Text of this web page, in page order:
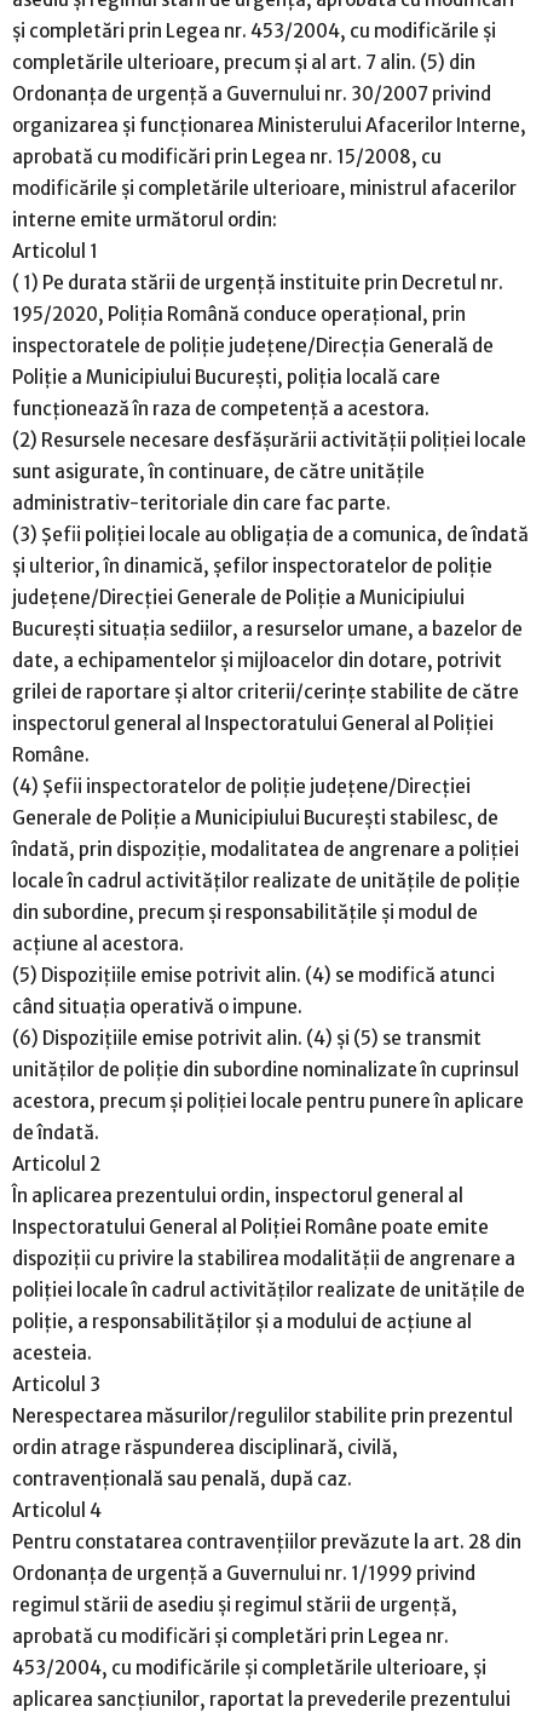
și completări prin Legea nr. 453/2004, cu modificările și
completările ulterioare, precum și al art. 7 alin. (5) din
Ordonanța de urgență a Guvernului nr. 30/2007 privind
organizarea și funcționarea Ministerului Afacerilor Interne,
aprobată cu modificări prin Legea nr. 15/2008, cu
modificările și completările ulterioare, ministrul afacerilor
interne emite următorul ordin:
Articolul 1
( 1) Pe durata stării de urgență instituite prin Decretul nr.
195/2020, Poliția Română conduce operațional, prin
inspectoratele de poliție județene/Direcția Generală de
Poliție a Municipiului București, poliția locală care
funcționează în raza de competență a acestora.
(2) Resursele necesare desfășurării activității poliției locale
sunt asigurate, în continuare, de către unitățile
administrativ-teritoriale din care fac parte.
(3) Șefii poliției locale au obligația de a comunica, de îndată
și ulterior, în dinamică, șefilor inspectoratelor de poliție
județene/Direcției Generale de Poliție a Municipiului
București situația sediilor, a resurselor umane, a bazelor de
date, a echipamentelor și mijloacelor din dotare, potrivit
grilei de raportare și altor criterii/cerințe stabilite de către
inspectorul general al Inspectoratului General al Poliției
Române.
(4) Șefii inspectoratelor de poliție județene/Direcției
Generale de Poliție a Municipiului București stabilesc, de
îndată, prin dispoziție, modalitatea de angrenare a poliției
locale în cadrul activităților realizate de unitățile de poliție
din subordine, precum și responsabilitățile și modul de
acțiune al acestora.
(5) Dispozițiile emise potrivit alin. (4) se modifică atunci
când situația operativă o impune.
(6) Dispozițiile emise potrivit alin. (4) și (5) se transmit
unităților de poliție din subordine nominalizate în cuprinsul
acestora, precum și poliției locale pentru punere în aplicare
de îndată.
Articolul 2
În aplicarea prezentului ordin, inspectorul general al
Inspectoratului General al Poliției Române poate emite
dispoziții cu privire la stabilirea modalității de angrenare a
poliției locale în cadrul activităților realizate de unitățile de
poliție, a responsabilităților și a modului de acțiune al
acesteia.
Articolul 3
Nerespectarea măsurilor/regulilor stabilite prin prezentul
ordin atrage răspunderea disciplinară, civilă,
contravențională sau penală, după caz.
Articolul 4
Pentru constatarea contravențiilor prevăzute la art. 28 din
Ordonanța de urgență a Guvernului nr. 1/1999 privind
regimul stării de asediu și regimul stării de urgență,
aprobată cu modificări și completări prin Legea nr.
453/2004, cu modificările și completările ulterioare, și
aplicarea sancțiunilor, raportat la prevederile prezentului